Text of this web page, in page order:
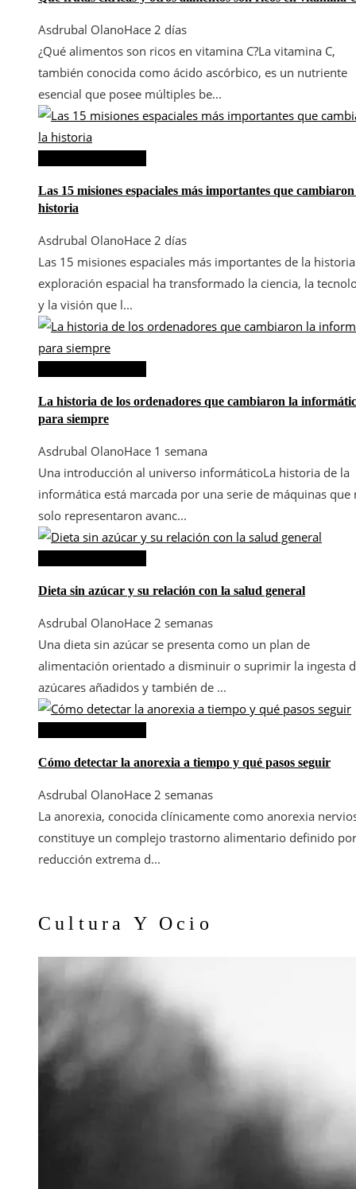
Asdrubal OlanoHace 2 días
¿Qué alimentos son ricos en vitamina C?La vitamina C,
también conocida como ácido ascórbico, es un nutriente
esencial que posee múltiples be...
Las 15 misiones espaciales más importantes que
historia
Asdrubal OlanoHace 2 días
Las 15 misiones espaciales más importantes de la
exploración espacial ha transformado la ciencia, la
y la visión que l...
La historia de los ordenadores que cambiaron la
para siempre
Asdrubal OlanoHace 1 semana
Una introducción al universo informáticoLa historia de la
informática está marcada por una serie de máquinas que
solo representaron avanc...
Dieta sin azúcar y su relación con la salud general
Asdrubal OlanoHace 2 semanas
Una dieta sin azúcar se presenta como un plan de
alimentación orientado a disminuir o suprimir la ingesta
azúcares añadidos y también de ...
Cómo detectar la anorexia a tiempo y qué pasos seguir
Asdrubal OlanoHace 2 semanas
La anorexia, conocida clínicamente como anorexia
constituye un complejo trastorno alimentario definido
reducción extrema d...
Cultura Y Ocio